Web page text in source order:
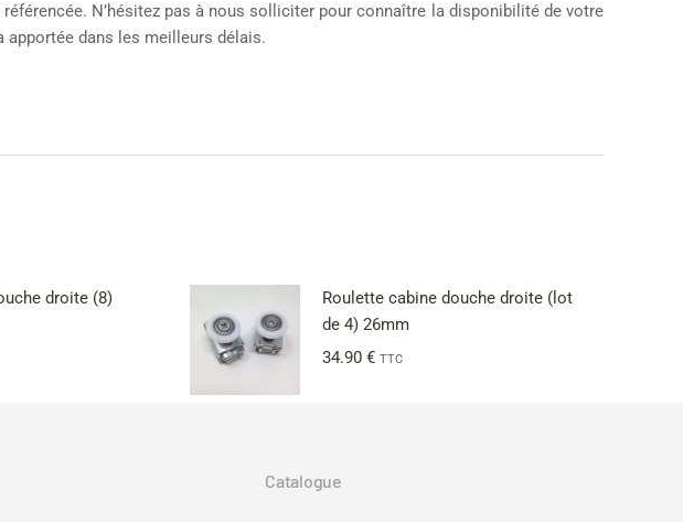
N’hésitez pas à nous solliciter pour connaître la disponibilité de votre
apportée dans les meilleurs délais.
droite (8)
Roulette cabine douche droite (lot
de 4) 26mm
34.90 € TTC
Catalogue